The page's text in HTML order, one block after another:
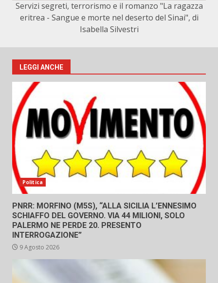
Servizi segreti, terrorismo e il romanzo "La ragazza
eritrea - Sangue e morte nel deserto del Sinai", di
Isabella Silvestri
LEGGI ANCHE
Politica
PNRR: MORFINO (M5S), “ALLA SICILIA L’ENNESIMO
SCHIAFFO DEL GOVERNO. VIA 44 MILIONI, SOLO
PALERMO NE PERDE 20. PRESENTO
INTERROGAZIONE”
9 Agosto 2026